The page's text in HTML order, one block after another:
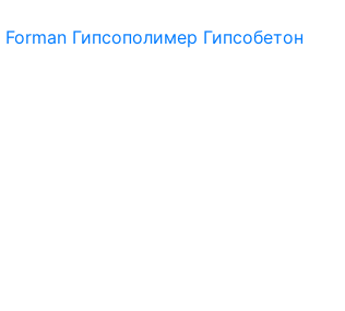
Forman Гипсополимер Гипсобетон